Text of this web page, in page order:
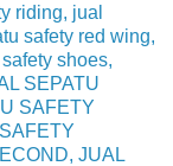
riding, jual
safety red wing,
shoes,
SEPATU
SAFETY
JUAL